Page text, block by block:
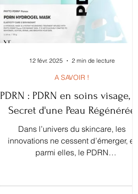
PDRN : PDRN en soins visage, Le
Secret d'une Peau Régénérée
Dans l’univers du skincare, les
innovations ne cessent d’émerger, et
parmi elles, le PDRN
esthétique depuis plusieurs années, ce
A SAVOIR !
12 févr. 2025 2 min de lecture